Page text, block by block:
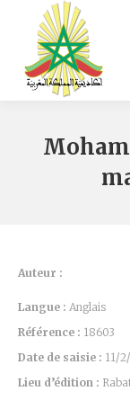
Auteur :
Langue : Anglais
Référence : 18603
Date de saisie : 11/
Lieu d’édition :